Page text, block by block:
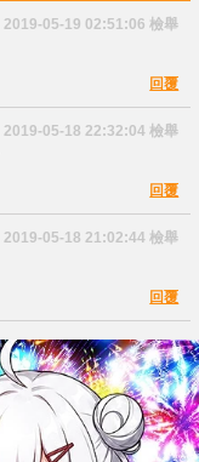
2019-05-19 02:51:06 檢舉
回覆
2019-05-18 22:32:04 檢舉
回覆
2019-05-18 21:02:44 檢舉
回覆